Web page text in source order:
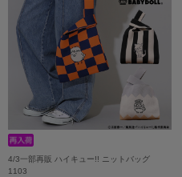
4/3一部再販 ハイキュー!! ニットバッグ
1103